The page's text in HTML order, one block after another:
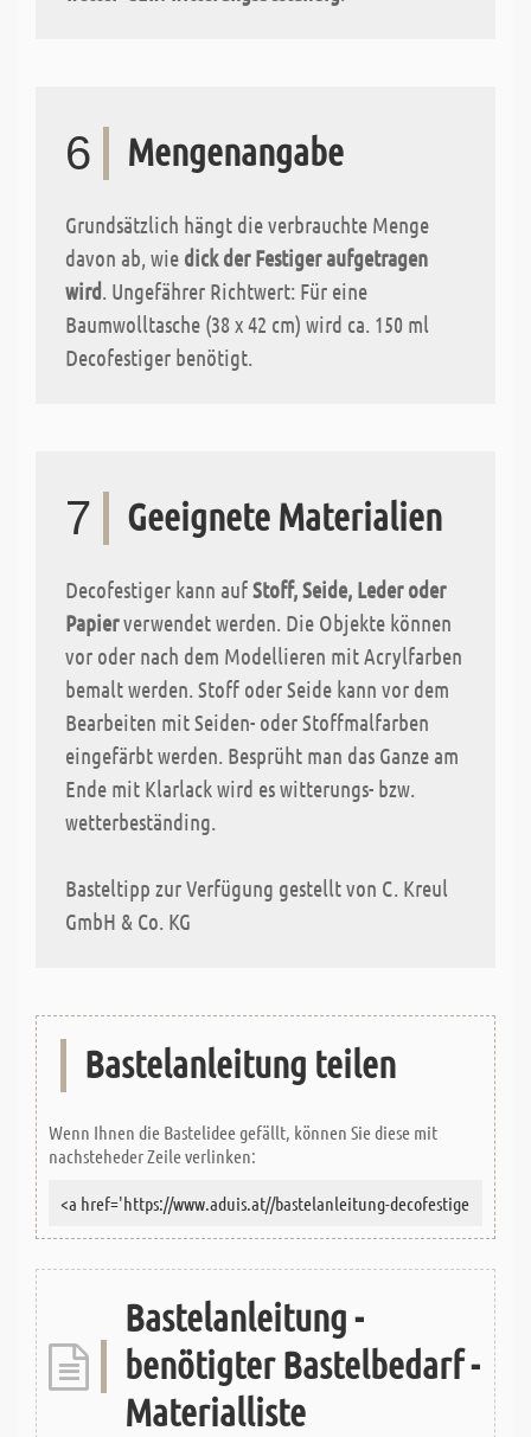
6 Mengenangabe
Grundsätzlich hängt die verbrauchte Menge
davon ab, wie dick der Festiger aufgetragen
wird. Ungefährer Richtwert: Für eine
Baumwolltasche (38 x 42 cm) wird ca. 150 ml
Decofestiger benötigt.
7 Geeignete Materialien
Decofestiger kann aufStoff, Seide, Leder oder
Papierverwendet werden. Die Objekte können
vor oder nach dem Modellieren mit Acrylfarben
bemalt werden. Stoff oder Seide kann vor dem
Bearbeiten mit Seiden- oder Stoffmalfarben
eingefärbt werden. Besprüht man das Ganze am
Ende mit Klarlack wird es witterungs- bzw.
wetterbeständing.
Basteltipp zur Verfügung gestellt von C. Kreul
GmbH & Co. KG
Bastelanleitung teilen
Wenn Ihnen die Bastelidee gefällt, können Sie diese mit
nachsteheder Zeile verlinken:
Bastelanleitung -
benötigter Bastelbedarf -
Materialliste